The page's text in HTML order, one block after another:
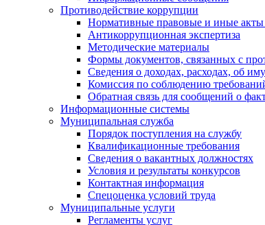
Противодействие коррупции
Нормативные правовые и иные акты
Антикоррупционная экспертиза
Методические материалы
Формы документов, связанных с
Сведения о доходах, расходах, об
Комиссия по соблюдению
Обратная связь для сообщений о
Информационные системы
Муниципальная служба
Порядок поступления на службу
Квалификационные требования
Сведения о вакантных должностях
Условия и результаты конкурсов
Контактная информация
Спецоценка условий труда
Муниципальные услуги
Регламенты услуг